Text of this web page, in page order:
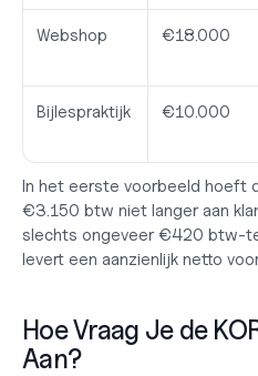
Webshop €18.000
Bijlespraktijk €10.000
In het eerste voorbeeld hoeft
€3.150 btw niet langer aan
slechts ongeveer €420 btw-
levert een aanzienlijk netto
Hoe Vraag Je de
Aan?